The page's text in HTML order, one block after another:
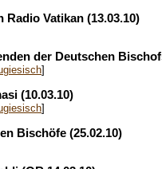
Vatikan (13.03.10)
der Deutschen
]
(10.03.10)
]
Bischöfe (25.02.10)